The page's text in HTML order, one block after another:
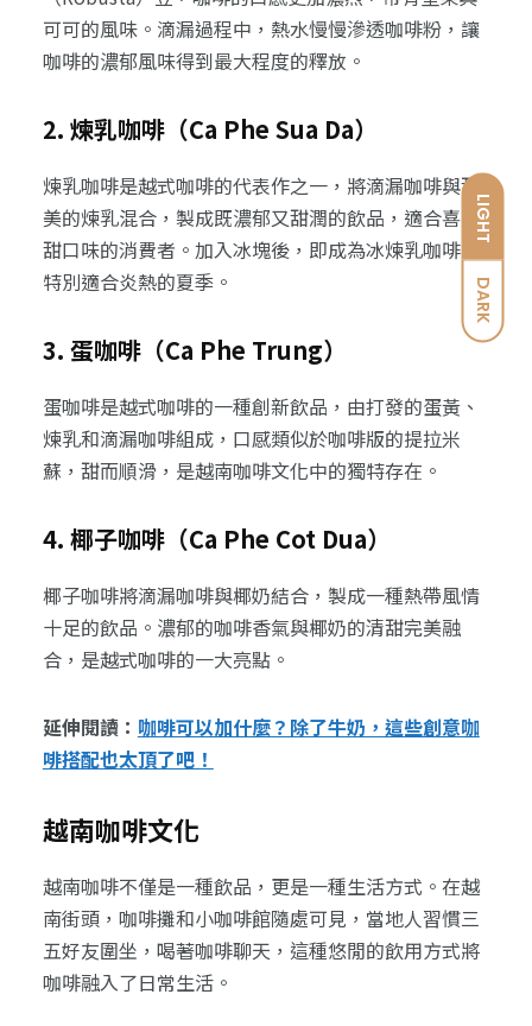
LIGHT
DARK
可可的風味。滴漏過程中，熱水慢慢滲透咖啡粉，讓
咖啡的濃郁風味得到最大程度的釋放。
2. 煉乳咖啡（Ca Phe Sua Da）
煉乳咖啡是越式咖啡的代表作之一，將滴漏咖啡與甜
美的煉乳混合，製成既濃郁又甜潤的飲品，適合喜愛
甜口味的消費者。加入冰塊後，即成為冰煉乳咖啡，
特別適合炎熱的夏季。
3. 蛋咖啡（Ca Phe Trung）
蛋咖啡是越式咖啡的一種創新飲品，由打發的蛋黃、
煉乳和滴漏咖啡組成，口感類似於咖啡版的提拉米
蘇，甜而順滑，是越南咖啡文化中的獨特存在。
4. 椰子咖啡（Ca Phe Cot Dua）
椰子咖啡將滴漏咖啡與椰奶結合，製成一種熱帶風情
十足的飲品。濃郁的咖啡香氣與椰奶的清甜完美融
合，是越式咖啡的一大亮點。
延伸閱讀： 咖啡可以加什麼？除了牛奶，這些創意咖
啡搭配也太頂了吧！
越南咖啡文化
越南咖啡不僅是一種飲品，更是一種生活方式。在越
南街頭，咖啡攤和小咖啡館隨處可見，當地人習慣三
五好友圍坐，喝著咖啡聊天，這種悠閒的飲用方式將
咖啡融入了日常生活。